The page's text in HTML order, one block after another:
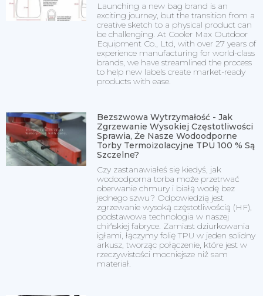
Launching a new bag brand is an
exciting journey, but the transition from a
creative sketch to a physical product can
be challenging. At Cooler Max Outdoor
Equipment Co., Ltd, with over 27 years of
experience manufacturing for world-class
brands, we have streamlined the process
to help new labels create market-ready
products with ease.
Bezszwowa Wytrzymałość - Jak
Zgrzewanie Wysokiej Częstotliwości
Sprawia, Że Nasze Wodoodporne
Torby Termoizolacyjne TPU 100 % Są
Szczelne?
Czy zastanawiałeś się kiedyś, jak
wodoodporna torba może przetrwać
oberwanie chmury i białą wodę bez
jednego szwu? Odpowiedzią jest
zgrzewanie wysoką częstotliwością (HF),
podstawowa technologia w naszej
chińskiej fabryce. Zamiast dziurkowania
igłami, łączymy folię TPU w jeden solidny
arkusz, tworząc połączenie, które jest w
rzeczywistości mocniejsze niż sam
materiał.